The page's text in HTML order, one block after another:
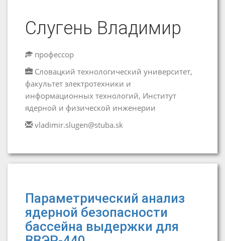
Слугень Владимир
профессор
Словацкий технологический университет,
факультет электротехники и
информационных технологий, Институт
ядерной и физической инженерии
vladimir.slugen@stuba.sk
Параметрический анализ
ядерной безопасности
бассейна выдержки для